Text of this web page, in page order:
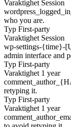
Varaktighet Session
who you are.
Typ First-party
Varaktighet Session
wp-settings-{time}-
admin interface and
Typ First-party
Varaktighet 1 year
retyping it.
Typ First-party
Varaktighet 1 year